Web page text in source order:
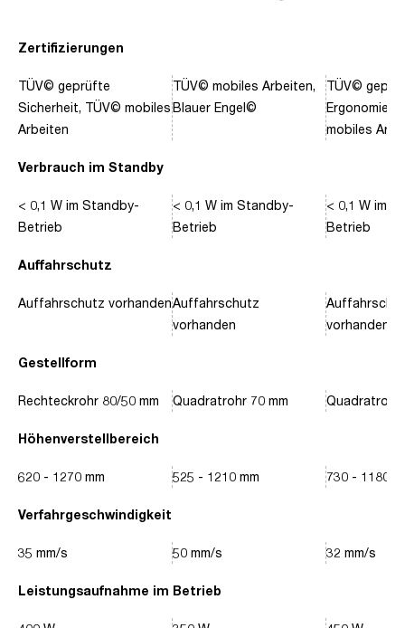
Zertifizierungen
Verbrauch im Standby
Auffahrschutz
Gestellform
Höhenverstellbereich
Verfahrgeschwindigkeit
Leistungsaufnahme im Betrieb
TÜV© geprüfte
Sicherheit, TÜV© mobiles
Arbeiten
< 0,1 W im Standby-
Betrieb
Auffahrschutz vorhanden
Rechteckrohr 80/50 mm
620 - 1270 mm
35 mm/s
TÜV© mobiles Arbeiten,
Blauer Engel©
< 0,1 W im Standby-
Betrieb
Auffahrschutz
vorhanden
Quadratrohr 70 mm
525 - 1210 mm
50 mm/s
TÜV©
Ergonomie,
mobiles
< 0,1 W im
Betrieb
vorhanden
Quadratrohr
730 - 1180
32 mm/s